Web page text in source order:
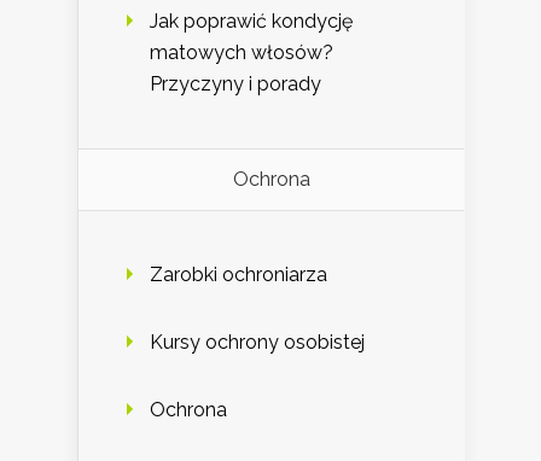
Jak poprawić kondycję
matowych włosów?
Przyczyny i porady
Ochrona
Zarobki ochroniarza
Kursy ochrony osobistej
Ochrona